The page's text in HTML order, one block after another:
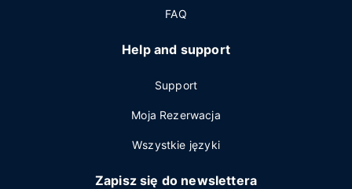
FAQ
Help and support
Support
Moja Rezerwacja
Wszystkie języki
Zapisz się do newslettera